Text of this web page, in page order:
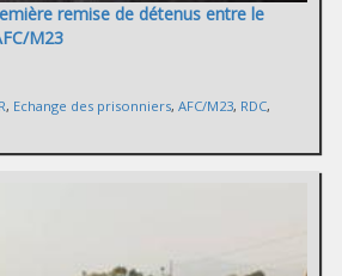
remise de détenus entre le
M23
, Echange des prisonniers, AFC/M23, RDC,